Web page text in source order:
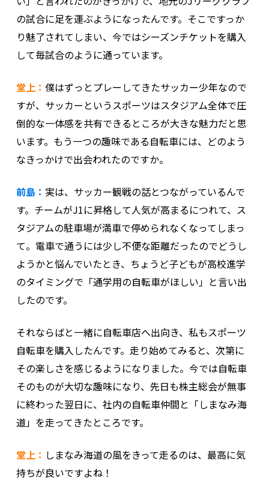
の試合に足を運ぶようになったんです。そこですっか
り魅了されてしまい、今ではシーズンチケットを購入
して毎試合のように通っています。
堂上： 僕はずっとプレーしてきたサッカー少年なので
すが、サッカーというスポーツはスタジアム全体で圧
倒的な一体感を共有できるところが大きな魅力だと思
います。もう一つの趣味である自転車には、どのよう
なきっかけで出会われたのですか。
前島： 実は、サッカー観戦の話とつながっているんで
す。チームがJ1に昇格して人気が高まるにつれて、ス
タジアムの駐車場が満車で停められなくなってしまっ
て。電車で通うには少し不便な距離だったのでどうし
ようかと悩んでいたとき、ちょうど子どもが高校進学
のタイミングで「通学用の自転車がほしい」と言い出
したのです。
それならばと一緒に自転車店へ出向き、私もスポーツ
自転車を購入したんです。走り始めてみると、次第に
その楽しさを感じるようになりました。今では自転車
そのものが大切な趣味になり、先日も株主総会が無事
に終わった翌日に、社内の自転車仲間と「しまなみ海
道」を走ってきたところです。
堂上： しまなみ海道の風をきって走るのは、最高に気
持ちが良いですよね！